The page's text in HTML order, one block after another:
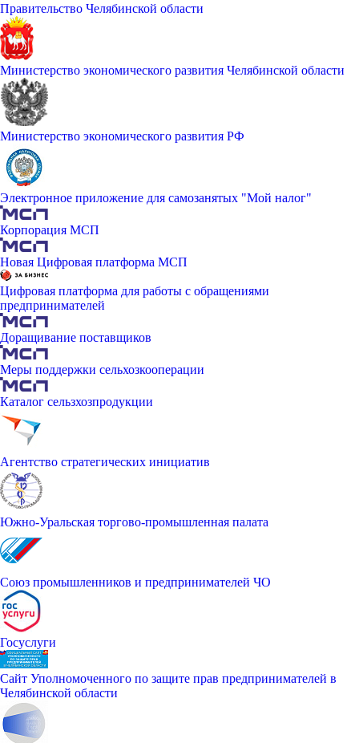
Правительство Челябинской области
Министерство экономического развития Челябинской области
Министерство экономического развития РФ
Электронное приложение для самозанятых "Мой налог"
Корпорация МСП
Новая Цифровая платформа МСП
Цифровая платформа для работы с обращениями
предпринимателей
Доращивание поставщиков
Меры поддержки сельхозкооперации
Каталог сельзхозпродукции
Агентство стратегических инициатив
Южно-Уральская торгово-промышленная палата
Союз промышленников и предпринимателей ЧО
Госуслуги
Сайт Уполномоченного по защите прав предпринимателей в
Челябинской области